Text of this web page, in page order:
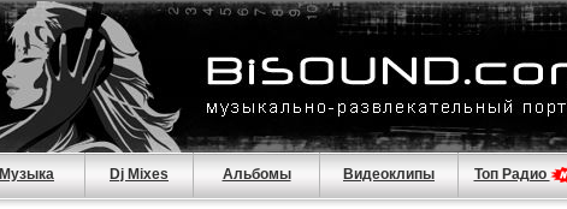
Музыка Dj Mixes Альбомы Видеоклипы Топ Радио